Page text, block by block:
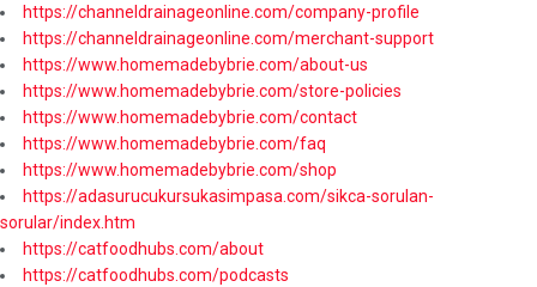
https://channeldrainageonline.com/company-profile
https://channeldrainageonline.com/merchant-support
https://www.homemadebybrie.com/about-us
https://www.homemadebybrie.com/store-policies
https://www.homemadebybrie.com/contact
https://www.homemadebybrie.com/faq
https://www.homemadebybrie.com/shop
https://adasurucukursukasimpasa.com/sikca-sorulan-
sorular/index.htm
https://catfoodhubs.com/about
https://catfoodhubs.com/podcasts